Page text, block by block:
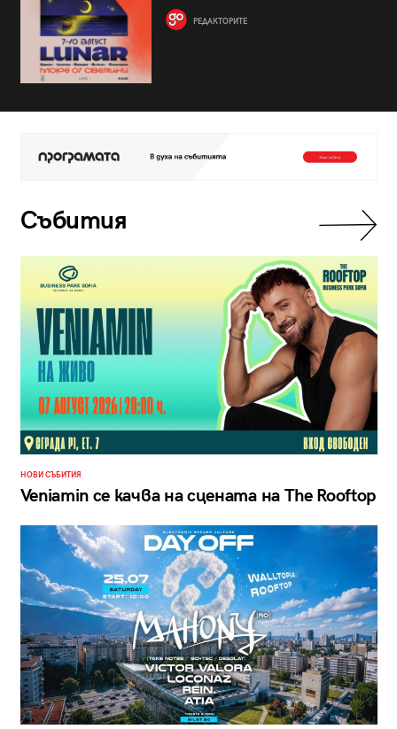
РЕДАКТОРИТЕ
Събития
НОВИ СЪБИТИЯ
Veniamin се качва на сцената на The Rooftop